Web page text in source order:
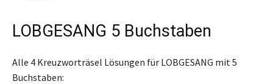
LOBGESANG 5 Buchstaben
Alle 4 Kreuzworträsel Lösungen für LOBGESANG mit 5
Buchstaben: